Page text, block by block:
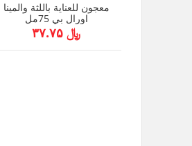
معجون للعناية باللثة والمينا
اورال بي 75مل
﷼ ۳۷.۷۵